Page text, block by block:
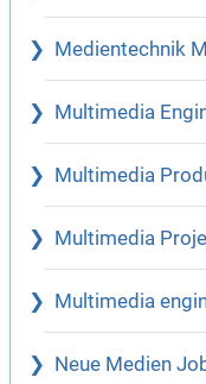
Medientechnik
Multimedia
Multimedia
Multimedia
Multimedia
Neue Medien